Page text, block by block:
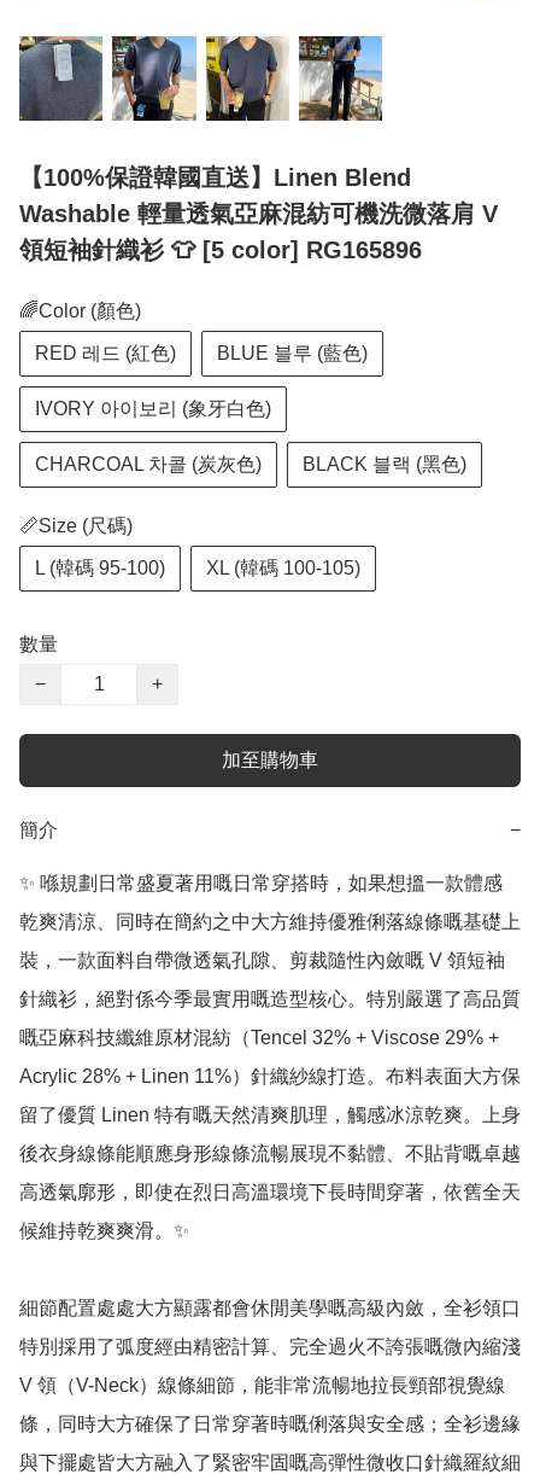
【100%保證韓國直送】Linen Blend
Washable 輕量透氣亞麻混紡可機洗微落肩 V
領短袖針織衫 👕 [5 color] RG165896
🌈Color (顏色)
RED 레드 (紅色) BLUE 블루 (藍色)
IVORY 아이보리 (象牙白色)
CHARCOAL 차콜 (炭灰色) BLACK 블랙 (黑色)
📏Size (尺碼)
L (韓碼 95-100) XL (韓碼 100-105)
數量
−
+
加至購物車
簡介 −
✨ 喺規劃日常盛夏著用嘅日常穿搭時，如果想搵一款體感
乾爽清涼、同時在簡約之中大方維持優雅俐落線條嘅基礎上
裝，一款面料自帶微透氣孔隙、剪裁隨性內斂嘅 V 領短袖
針織衫，絕對係今季最實用嘅造型核心。特別嚴選了高品質
嘅亞麻科技纖維原材混紡（Tencel 32% + Viscose 29% +
Acrylic 28% + Linen 11%）針織紗線打造。布料表面大方保
留了優質 Linen 特有嘅天然清爽肌理，觸感冰涼乾爽。上身
後衣身線條能順應身形線條流暢展現不黏體、不貼背嘅卓越
高透氣廓形，即使在烈日高溫環境下長時間穿著，依舊全天
候維持乾爽爽滑。✨
細節配置處處大方顯露都會休閒美學嘅高級內斂，全衫領口
特別採用了弧度經由精密計算、完全過火不誇張嘅微內縮淺
V 領（V-Neck）線條細節，能非常流暢地拉長頸部視覺線
條，同時大方確保了日常穿著時嘅俐落與安全感；全衫邊緣
與下擺處皆大方融入了緊密牢固嘅高彈性微收口針織羅紋細